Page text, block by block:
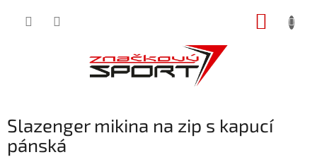
Slazenger mikina na zip s kapucí
pánská